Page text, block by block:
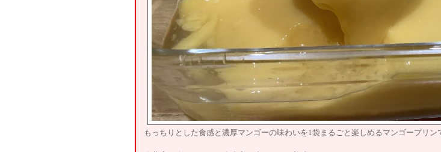
もっちりとした食感と濃厚マンゴーの味わいを1袋まるごと楽しめるマンゴープリン